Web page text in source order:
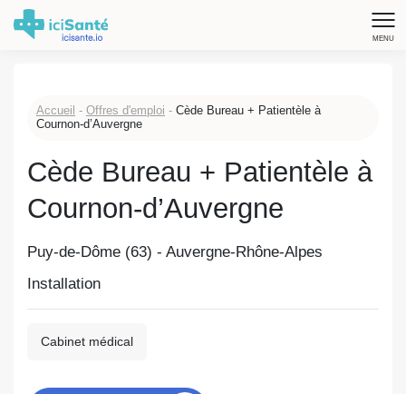
MENU
Accueil - Offres d'emploi - Cède Bureau + Patientèle à
Cournon-d’Auvergne
Cède Bureau + Patientèle à
Cournon-d’Auvergne
Puy-de-Dôme (63) - Auvergne-Rhône-Alpes
Installation
Cabinet médical